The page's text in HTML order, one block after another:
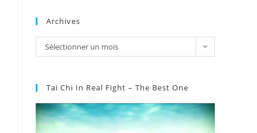
Archives
Sélectionner un mois
Tai Chi In Real Fight – The Best One
Lecteur
vidéo